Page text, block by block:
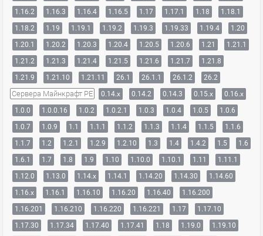
1.16.2
1.16.3 1.16.4 1.16.5 1.17 1.17.1 1.18
1.18.1
1.18.2
1.19 1.19.1 1.19.2 1.19.3 1.19.33 1.19.4
1.20
1.20.1
1.20.2 1.20.3 1.20.4 1.20.5 1.20.6 1.21
1.21.1
1.21.2
1.21.3 1.21.4 1.21.5 1.21.6 1.21.7
1.21.8
1.21.9
1.21.10 1.21.11 26.1 26.1.1 26.1.2 26.2
Сервера Майнкрафт PE 0.14.x 0.14.2 0.14.3 0.15.x
0.16.x
1.0.0
1.0.0.16 1.0.2 1.0.2.1 1.0.3 1.0.4 1.0.5
1.0.6
1.0.7
1.0.9 1.1 1.1.1 1.1.2 1.1.3 1.1.4 1.1.5
1.1.6
1.1.7
1.2 1.2.1 1.2.9 1.2.10 1.3 1.4 1.4.2 1.5
1.6
1.6.1
1.7 1.8 1.9 1.10 1.10.0 1.10.1 1.11
1.11.1
1.12.0
1.13.0 1.14.x 1.14.1 1.14.20 1.14.30
1.14.60
1.16.x
1.16.1 1.16.10 1.16.20 1.16.40
1.16.200
1.16.201
1.16.210 1.16.220 1.16.221 1.17
1.17.10
1.17.30
1.17.34 1.17.40 1.17.41 1.18 1.19.0
1.19.10